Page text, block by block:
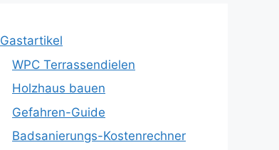
Gastartikel
WPC Terrassendielen
Holzhaus bauen
Gefahren-Guide
Badsanierungs-Kostenrechner